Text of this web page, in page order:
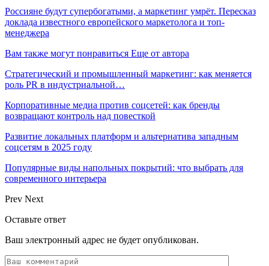
Россияне будут супербогатыми, а маркетинг умрёт. Пересказ
доклада известного европейского маркетолога и топ-
менеджера
Вам также могут понравиться Еще от автора
Стратегический и промышленный маркетинг: как меняется
роль PR в индустриальной…
Корпоративные медиа против соцсетей: как бренды
возвращают контроль над повесткой
Развитие локальных платформ и альтернатива западным
соцсетям в 2025 году
Популярные виды напольных покрытий: что выбрать для
современного интерьера
Prev Next
Оставьте ответ
Ваш электронный адрес не будет опубликован.